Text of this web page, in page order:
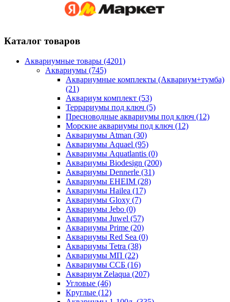
Каталог товаров
Аквариумные товары (4201)
Аквариумы (745)
Аквариумные комплекты (Аквариум+тумба)
(21)
Аквариум комплект (53)
Террариумы под ключ (5)
Пресноводные аквариумы под ключ (12)
Морские аквариумы под ключ (12)
Аквариумы Atman (30)
Аквариумы Aquael (95)
Аквариумы Aquatlantis (0)
Аквариумы Biodesign (200)
Аквариумы Dennerle (31)
Аквариумы EHEIM (28)
Аквариумы Hailea (17)
Аквариумы Gloxy (7)
Аквариумы Jebo (0)
Аквариумы Juwel (57)
Аквариумы Prime (20)
Аквариумы Red Sea (0)
Аквариумы Tetra (38)
Аквариумы МП (22)
Аквариумы ССБ (16)
Аквариум Zelaqua (207)
Угловые (46)
Круглые (12)